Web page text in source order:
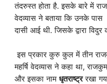
तंदरुस्त होता है. इसके बारे में
वेदव्यास ने बताया कि उनके पास
दासी आई थी. जिसके द्वारा
इस प्रकार कुरु कुल में तीन
महर्षि वेदव्यास ने कहा था,
और इसका नाम धृतराष्ट्ररखा